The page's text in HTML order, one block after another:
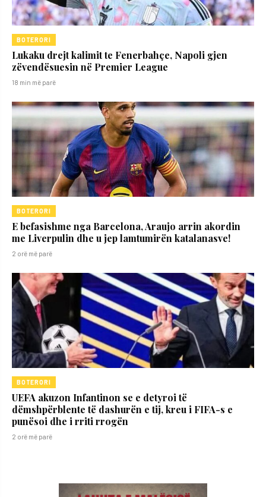
BOTERORI
Lukaku drejt kalimit te Fenerbahçe, Napoli gjen
zëvendësuesin në Premier League
18 min më parë
BOTERORI
E befasishme nga Barcelona, Araujo arrin akordin
me Liverpulin dhe u jep lamtumirën katalanasve!
2 orë më parë
BOTERORI
UEFA akuzon Infantinon se e detyroi të
dëmshpërblente të dashurën e tij, kreu i FIFA-s e
punësoi dhe i rriti rrogën
2 orë më parë